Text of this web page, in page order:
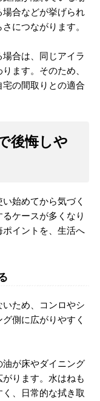
合などが挙げられ
につながります。
合は、同じアイラ
ます。そのため、
の間取りとの適合
後悔しや
始めてから気づく
るケースが多くなり
ポイントを、生活へ
ため、コンロやシ
側に広がりやすく
が床やダイニング
ります。水はねも
、日常的な拭き取